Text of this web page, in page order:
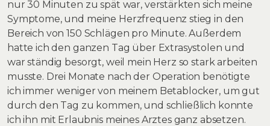
nur 30 Minuten zu spät war, verstärkten sich meine
Symptome, und meine Herzfrequenz stieg in den
Bereich von 150 Schlägen pro Minute. Außerdem
hatte ich den ganzen Tag über Extrasystolen und
war ständig besorgt, weil mein Herz so stark arbeiten
musste. Drei Monate nach der Operation benötigte
ich immer weniger von meinem Betablocker, um gut
durch den Tag zu kommen, und schließlich konnte
ich ihn mit Erlaubnis meines Arztes ganz absetzen.